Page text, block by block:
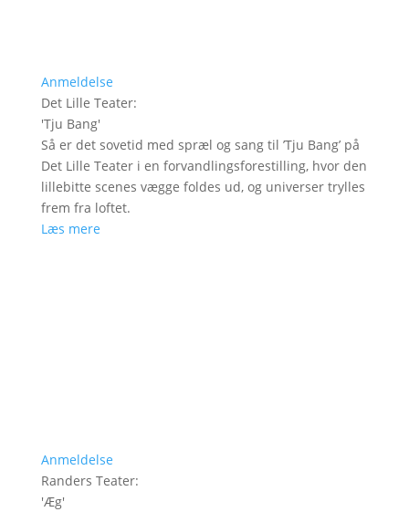
Anmeldelse
Det Lille Teater:
'Tju Bang'
Så er det sovetid med spræl og sang til ’Tju Bang’ på
Det Lille Teater i en forvandlingsforestilling, hvor den
lillebitte scenes vægge foldes ud, og universer trylles
frem fra loftet.
Læs mere
Anmeldelse
Randers Teater:
'Æg'